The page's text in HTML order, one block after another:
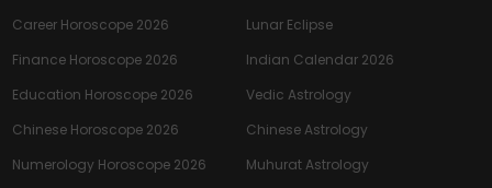
Career Horoscope 2026
Finance Horoscope 2026
Education Horoscope 2026
Chinese Horoscope 2026
Numerology Horoscope 2026
Lunar Eclipse
Indian Calendar 2026
Vedic Astrology
Chinese Astrology
Muhurat Astrology